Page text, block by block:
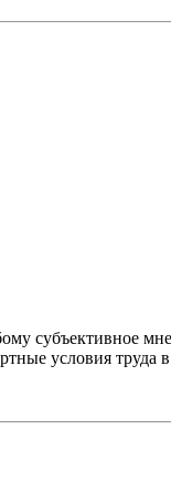
субъективное
условия труда